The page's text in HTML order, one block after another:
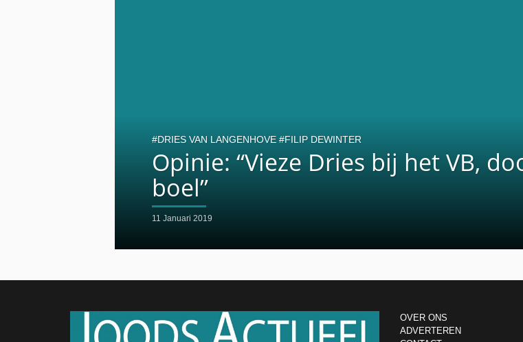
Opinie: “Vieze Dries bij het VB,
boel”
11 Januari 2019
DRIES VAN LANGENHOVE FILIP DEWINTER
OVER ONS
ADVERTEREN